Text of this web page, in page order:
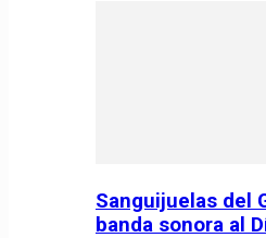
Sanguijuelas del
banda sonora al